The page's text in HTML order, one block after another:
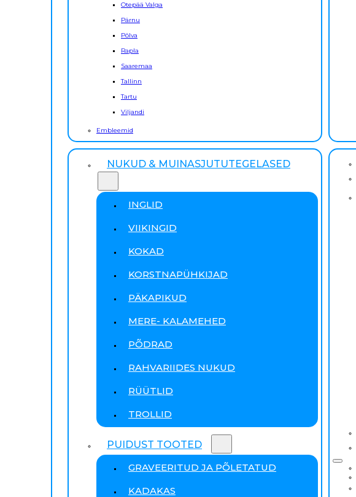
Otepää Valga
Pärnu
Põlva
Rapla
Saaremaa
Tallinn
Tartu
Viljandi
Embleemid
NUKUD & MUINASJUTUTEGELASED
INGLID
VIIKINGID
KOKAD
KORSTNAPÜHKIJAD
PÄKAPIKUD
MERE- KALAMEHED
PÕDRAD
RAHVARIIDES NUKUD
RÜÜTLID
TROLLID
PUIDUST TOOTED
GRAVEERITUD JA PÕLETATUD
KADAKAS